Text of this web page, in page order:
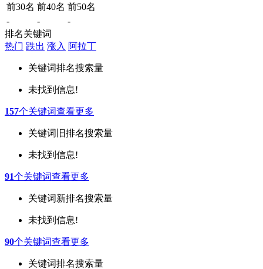
前30名 前40名 前50名
-
-
-
排名关键词
热门 跌出 涨入 阿拉丁
关键词排名搜索量
未找到信息!
157个关键词查看更多
关键词 旧排名搜索量
未找到信息!
91个关键词查看更多
关键词新排名搜索量
未找到信息!
90个关键词查看更多
关键词排名搜索量